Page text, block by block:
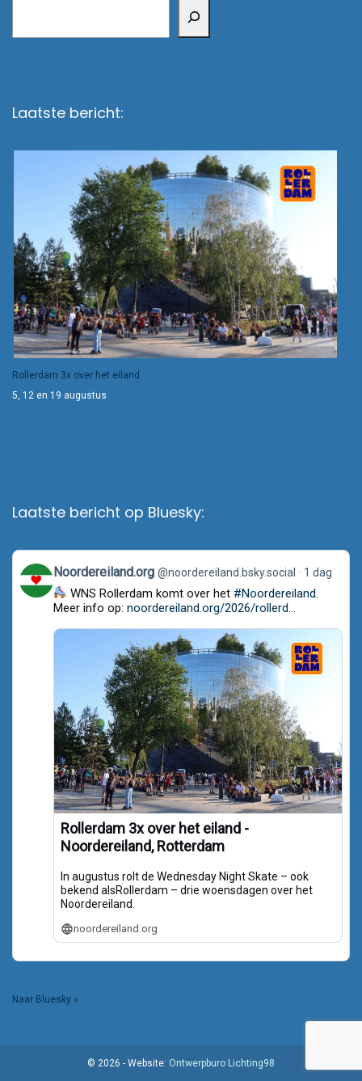
Laatste bericht:
Rollerdam 3x over het eiland
5, 12 en 19 augustus
Laatste bericht op Bluesky:
View
post
by
Noordereiland.org
Noordereiland.org @noordereiland.bsky.social 1 dag
WNS Rollerdam komt over het #Noordereiland
Meer info op: noordereiland.org/2026/rollerd...
Rollerdam 3x over het eiland -
Noordereiland, Rotterdam
In augustus rolt de Wednesday Night Skate – ook
bekend alsRollerdam – drie woensdagen over het
Noordereiland.
noordereiland.org
Naar Bluesky »
© 2026 - Website: Ontwerpburo Lichting98